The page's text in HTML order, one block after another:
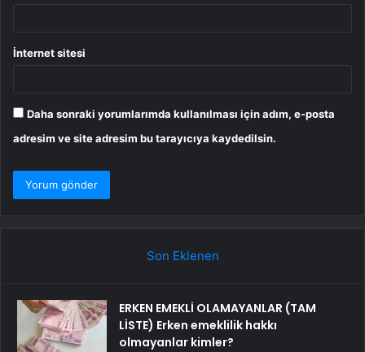
İnternet sitesi
Daha sonraki yorumlarımda kullanılması için adım, e-posta
adresim ve site adresim bu tarayıcıya kaydedilsin.
Son Eklenen
ERKEN EMEKLİ OLAMAYANLAR (TAM
LİSTE) Erken emeklilik hakkı
olmayanlar kimler?